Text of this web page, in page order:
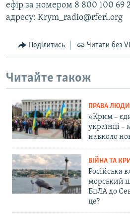
ефір за номером 8 800 100 69
адресу: Krym_radio@rferl.org
Поділитись Читати без
Читайте також
ПРАВА
«Крим –
українці –
навколо
ВІЙНА ТА
Російська
морський
БпЛА до
це?